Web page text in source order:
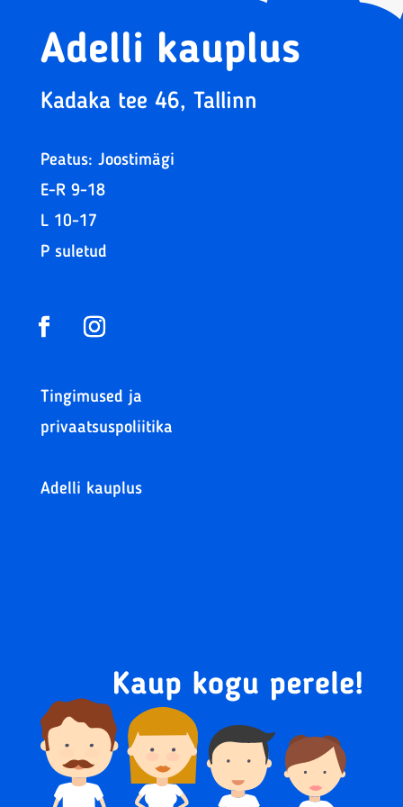
Adelli kauplus
Kadaka tee 46, Tallinn
Peatus: Joostimägi
E-R 9-18
L 10-17
P suletud
Tingimused ja
privaatsuspoliitika
Adelli kauplus